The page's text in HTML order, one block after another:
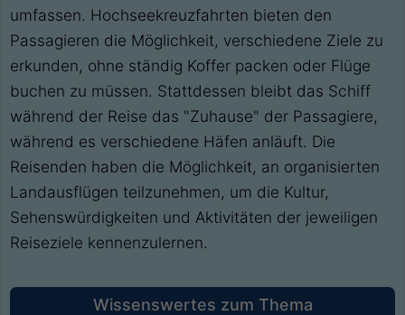
umfassen. Hochseekreuzfahrten bieten den
Passagieren die Möglichkeit, verschiedene Ziele zu
erkunden, ohne ständig Koffer packen oder Flüge
buchen zu müssen. Stattdessen bleibt das Schiff
während der Reise das "Zuhause" der Passagiere,
während es verschiedene Häfen anläuft. Die
Reisenden haben die Möglichkeit, an organisierten
Landausflügen teilzunehmen, um die Kultur,
Sehenswürdigkeiten und Aktivitäten der jeweiligen
Reiseziele kennenzulernen.
Wissenswertes zum Thema